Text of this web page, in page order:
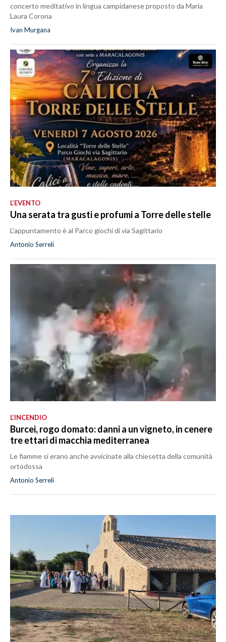
concerto meditativo in lingua campidanese proposto da Maria
Laura Corona
Ivan Murgana
L’EVENTO
Una serata tra gusti e profumi a Torre delle stelle
L'appuntamento è al Parco giochi di via Sagittario
Antonio Serreli
L’INCENDIO
Burcei, rogo domato: danni a un vigneto, in cenere
tre ettari di macchia mediterranea
Le fiamme si erano anche avvicinate alla chiesetta della comunità
ortodossa
Antonio Serreli